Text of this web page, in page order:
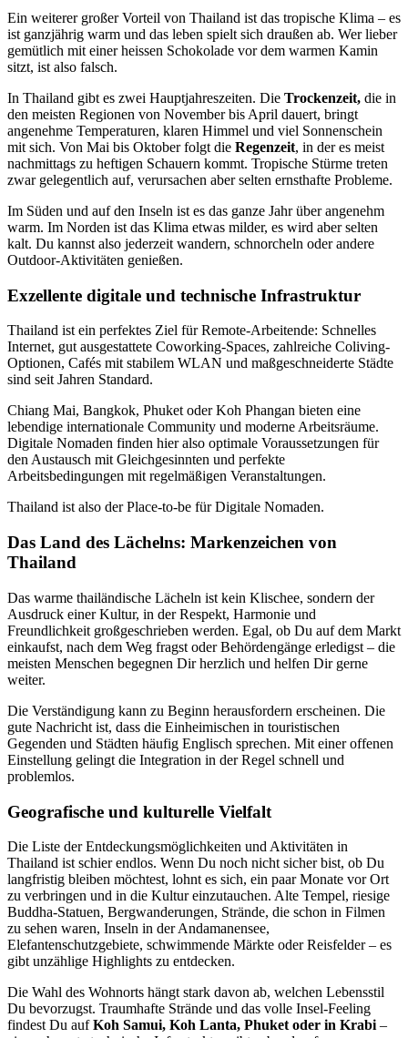
Ein weiterer großer Vorteil von Thailand ist das tropische Klima – es
ist ganzjährig warm und das leben spielt sich draußen ab. Wer lieber
gemütlich mit einer heissen Schokolade vor dem warmen Kamin
sitzt, ist also falsch.
In Thailand gibt es zwei Hauptjahreszeiten. Die Trockenzeit, die in
den meisten Regionen von November bis April dauert, bringt
angenehme Temperaturen, klaren Himmel und viel Sonnenschein
mit sich. Von Mai bis Oktober folgt die Regenzeit, in der es meist
nachmittags zu heftigen Schauern kommt. Tropische Stürme treten
zwar gelegentlich auf, verursachen aber selten ernsthafte Probleme.
Im Süden und auf den Inseln ist es das ganze Jahr über angenehm
warm. Im Norden ist das Klima etwas milder, es wird aber selten
kalt. Du kannst also jederzeit wandern, schnorcheln oder andere
Outdoor-Aktivitäten genießen.
Exzellente digitale und technische Infrastruktur
Thailand ist ein perfektes Ziel für Remote-Arbeitende: Schnelles
Internet, gut ausgestattete Coworking-Spaces, zahlreiche Coliving-
Optionen, Cafés mit stabilem WLAN und maßgeschneiderte Städte
sind seit Jahren Standard.
Chiang Mai, Bangkok, Phuket oder Koh Phangan bieten eine
lebendige internationale Community und moderne Arbeitsräume.
Digitale Nomaden finden hier also optimale Voraussetzungen für
den Austausch mit Gleichgesinnten und perfekte
Arbeitsbedingungen mit regelmäßigen Veranstaltungen.
Thailand ist also der Place-to-be für Digitale Nomaden.
Das Land des Lächelns: Markenzeichen von
Thailand
Das warme thailändische Lächeln ist kein Klischee, sondern der
Ausdruck einer Kultur, in der Respekt, Harmonie und
Freundlichkeit großgeschrieben werden. Egal, ob Du auf dem Markt
einkaufst, nach dem Weg fragst oder Behördengänge erledigst – die
meisten Menschen begegnen Dir herzlich und helfen Dir gerne
weiter.
Die Verständigung kann zu Beginn herausfordern erscheinen. Die
gute Nachricht ist, dass die Einheimischen in touristischen
Gegenden und Städten häufig Englisch sprechen. Mit einer offenen
Einstellung gelingt die Integration in der Regel schnell und
problemlos.
Geografische und kulturelle Vielfalt
Die Liste der Entdeckungsmöglichkeiten und Aktivitäten in
Thailand ist schier endlos. Wenn Du noch nicht sicher bist, ob Du
langfristig bleiben möchtest, lohnt es sich, ein paar Monate vor Ort
zu verbringen und in die Kultur einzutauchen. Alte Tempel, riesige
Buddha-Statuen, Bergwanderungen, Strände, die schon in Filmen
zu sehen waren, Inseln in der Andamanensee,
Elefantenschutzgebiete, schwimmende Märkte oder Reisfelder – es
gibt unzählige Highlights zu entdecken.
Die Wahl des Wohnorts hängt stark davon ab, welchen Lebensstil
Du bevorzugst. Traumhafte Strände und das volle Insel-Feeling
findest Du aufKoh Samui, Koh Lanta, Phuket oder in Krabi –